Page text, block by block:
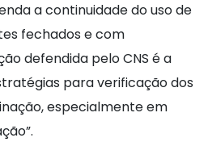
a continuidade do uso de
fechados e com
defendida pelo CNS é a
para verificação dos
especialmente em